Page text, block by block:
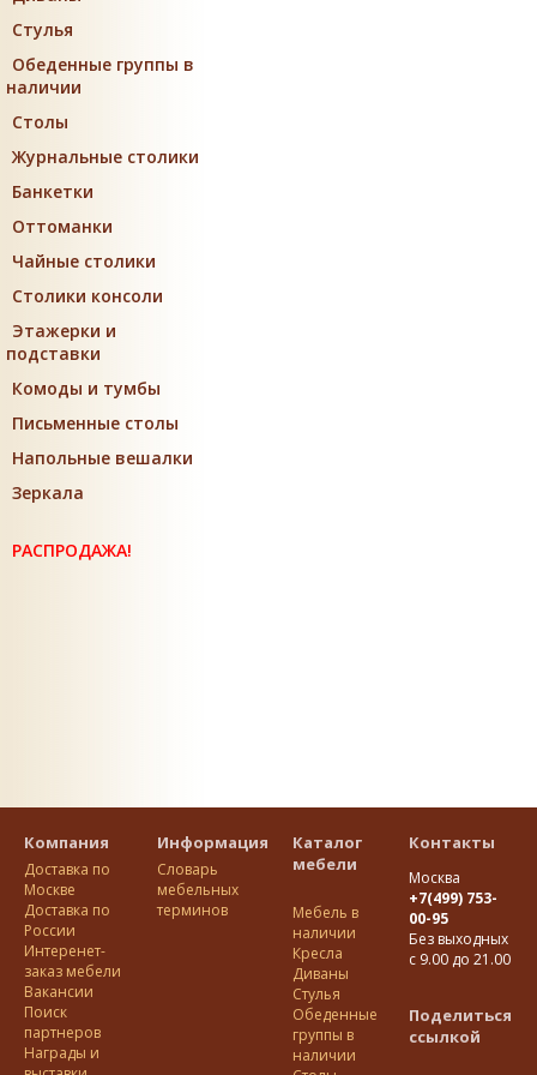
Стулья
Обеденные группы в
наличии
Столы
Журнальные столики
Банкетки
Оттоманки
Чайные столики
Столики консоли
Этажерки и
подставки
Комоды и тумбы
Письменные столы
Напольные вешалки
Зеркала
РАСПРОДАЖА!
Компания
Доставка по
Москве
Доставка по
Росcии
Интеренет-
заказ мебели
Вакансии
Поиск
партнеров
Награды и
Информация
Словарь
мебельных
терминов
Каталог
мебели
Мебель в
наличии
Кресла
Диваны
Стулья
Обеденные
группы в
наличии
Контакты
Москва
+7(499) 753-
00-95
Без выходных
с 9.00 до 21.00
Поделиться
ссылкой